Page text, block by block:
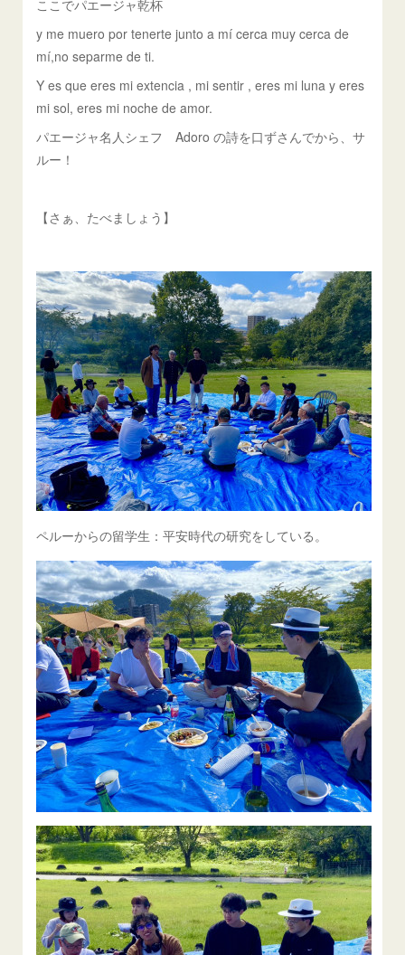
ここでパエージャ乾杯
y me muero por tenerte junto a mí cerca muy cerca de
mí,no separme de ti.
Y es que eres mi extencia , mi sentir , eres mi luna y eres
mi sol, eres mi noche de amor.
パエージャ名人シェフ Adoro の詩を口ずさんでから、サ
ルー！
【さぁ、たべましょう】
ペルーからの留学生：平安時代の研究をしている。